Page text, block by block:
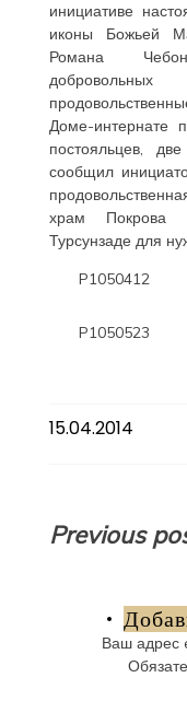
инициативе
иконы Божьей
Романа
Доме-интернате
постояльцев,
сообщил
храм Покрова
Турсунзаде для
P1050412
P1050523
15.04.2014
Previous
Ваш адрес